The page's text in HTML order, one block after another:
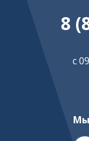
8
с
Мы